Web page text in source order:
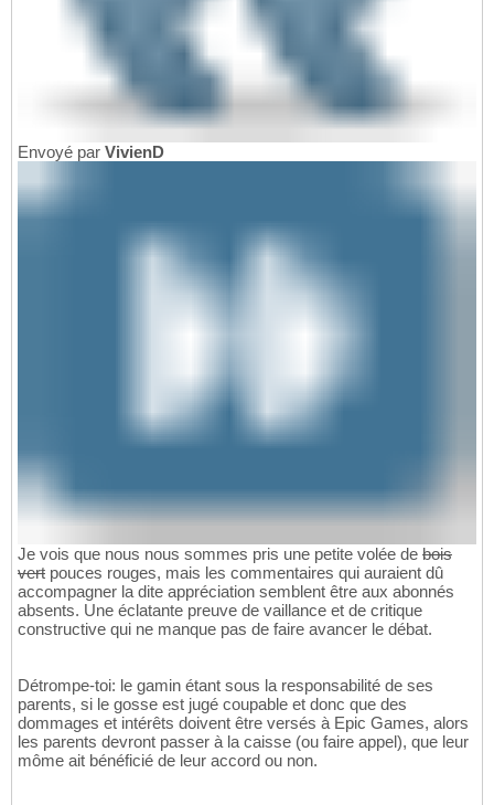
Envoyé par VivienD
Je vois que nous nous sommes pris une petite volée de bois
vert pouces rouges, mais les commentaires qui auraient dû
accompagner la dite appréciation semblent être aux abonnés
absents. Une éclatante preuve de vaillance et de critique
constructive qui ne manque pas de faire avancer le débat.
Détrompe-toi: le gamin étant sous la responsabilité de ses
parents, si le gosse est jugé coupable et donc que des
dommages et intérêts doivent être versés à Epic Games, alors
les parents devront passer à la caisse (ou faire appel), que leur
môme ait bénéficié de leur accord ou non.